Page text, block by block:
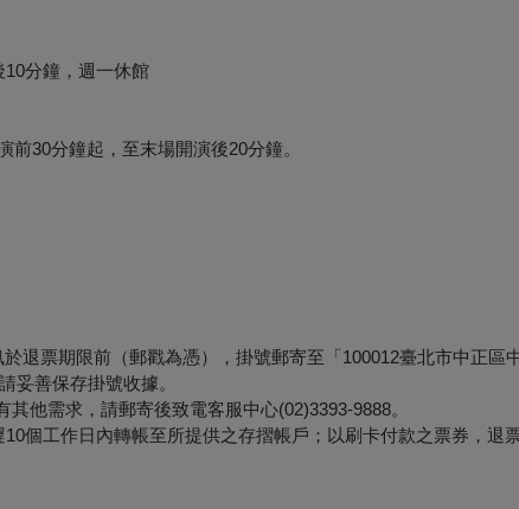
10分鐘，週一休館
30分鐘起，至末場開演後20分鐘。
退票期限前（郵戳為憑），掛號郵寄至「100012臺北市中正區
妥善保存掛號收據。
他需求，請郵寄後致電客服中心(02)3393-9888。
個工作日內轉帳至所提供之存摺帳戶；以刷卡付款之票券，退